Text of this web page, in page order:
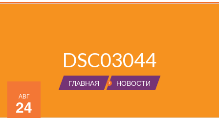
DSC03044
ГЛАВНАЯ НОВОСТИ
АВГ
24